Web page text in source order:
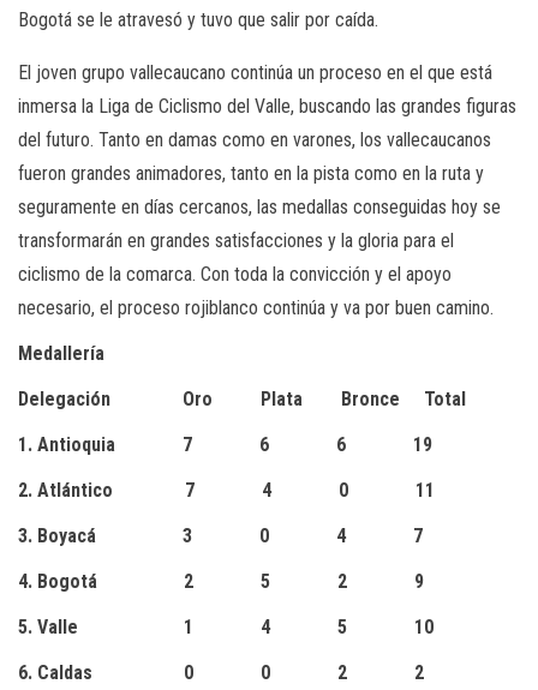
Bogotá se le atravesó y tuvo que salir por caída.
El joven grupo vallecaucano continúa un proceso en el que está
inmersa la Liga de Ciclismo del Valle, buscando las grandes figuras
del futuro. Tanto en damas como en varones, los vallecaucanos
fueron grandes animadores, tanto en la pista como en la ruta y
seguramente en días cercanos, las medallas conseguidas hoy se
transformarán en grandes satisfacciones y la gloria para el
ciclismo de la comarca. Con toda la convicción y el apoyo
necesario, el proceso rojiblanco continúa y va por buen camino.
Medallería
Delegación Oro Plata Bronce Total
1. Antioquia 7 6 6 19
2. Atlántico 7 4 0 11
3. Boyacá 3 0 4 7
4. Bogotá 2 5 2 9
5. Valle 1 4 5 10
6. Caldas 0 0 2 2